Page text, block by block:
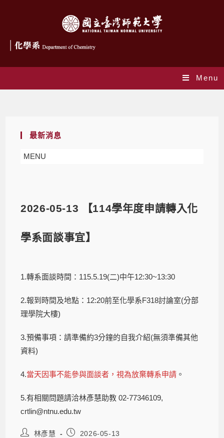
Menu
最新消息
MENU
2026-05-13 【114學年度申請轉入化
學系面談事宜】
1.轉系面談時間：115.5.19(二)中午12:30~13:30
2.報到時間及地點：12:20前至化學系F318討論室(分部
理學院大樓)
3.預備事項：請準備約3分鐘的自我介紹(無須準備其他
資料)
4.當天因事不能參與面談者，視為放棄轉系申請 。
5.有相關問題請洽林彥慧助教 02-77346109,
crtlin@ntnu.edu.tw
林彥慧 2026-05-13